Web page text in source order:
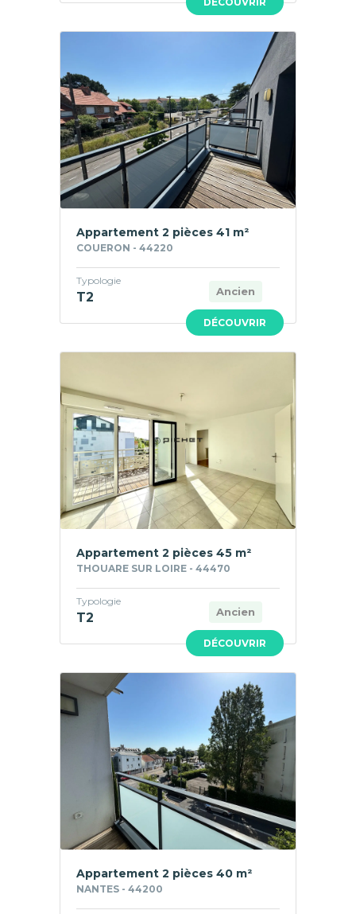
DÉCOUVRIR
Appartement 2 pièces 41 m²
COUERON - 44220
Ancien
Typologie
T2
DÉCOUVRIR
Appartement 2 pièces 45 m²
THOUARE SUR LOIRE - 44470
Ancien
Typologie
T2
Appartement 2 pièces 40 m²
NANTES - 44200